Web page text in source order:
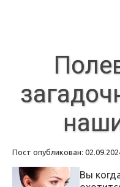
Пост опубликован:
Вы